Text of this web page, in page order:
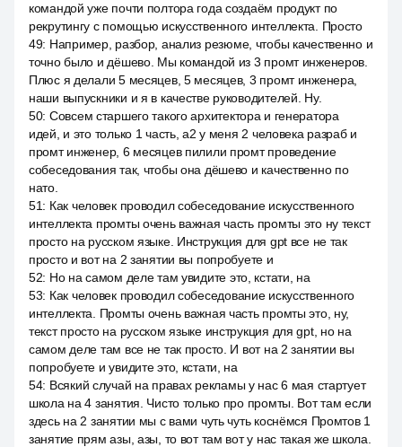
командой уже почти полтора года создаём продукт по
рекрутингу с помощью искусственного интеллекта. Просто
49: Например, разбор, анализ резюме, чтобы качественно и
точно было и дёшево. Мы командой из 3 промт инженеров.
Плюс я делали 5 месяцев, 5 месяцев, 3 промт инженера,
наши выпускники и я в качестве руководителей. Ну.
50: Совсем старшего такого архитектора и генератора
идей, и это только 1 часть, a2 у меня 2 человека разраб и
промт инженер, 6 месяцев пилили промт проведение
собеседования так, чтобы она дёшево и качественно по
нато.
51: Как человек проводил собеседование искусственного
интеллекта промты очень важная часть промты это ну текст
просто на русском языке. Инструкция для gpt все не так
просто и вот на 2 занятии вы попробуете и
52: Но на самом деле там увидите это, кстати, на
53: Как человек проводил собеседование искусственного
интеллекта. Промты очень важная часть промты это, ну,
текст просто на русском языке инструкция для gpt, но на
самом деле там все не так просто. И вот на 2 занятии вы
попробуете и увидите это, кстати, на
54: Всякий случай на правах рекламы у нас 6 мая стартует
школа на 4 занятия. Чисто только про промты. Вот там если
здесь на 2 занятии мы с вами чуть чуть коснёмся Промтов 1
занятие прям азы, азы, то вот там вот у нас такая же школа.